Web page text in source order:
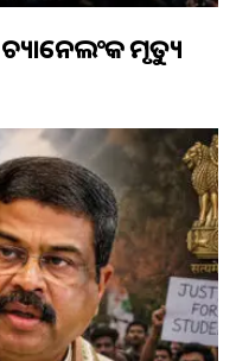
ଚ୍ୟାନେଲଂକ ମୃତ୍ୟୁ